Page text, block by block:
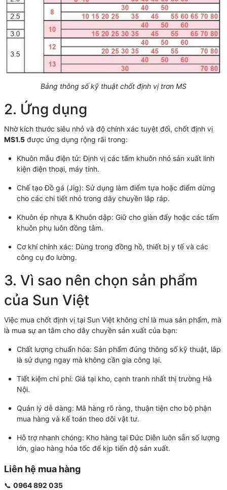
Bảng thông số kỹ thuật chốt định vị trơn MS
2. Ứng dụng
Nhờ kích thước siêu nhỏ và độ chính xác tuyệt đối, chốt định vị
MS1.5được ứng dụng rộng rãi trong:
Khuôn mẫu điện tử: Định vị các tấm khuôn nhỏ sản xuất linh
kiện điện thoại, máy tính.
Chế tạo Đồ gá (Jig): Sử dụng làm điểm tựa hoặc điểm dừng
cho các chi tiết nhỏ trong dây chuyền lắp ráp.
Khuôn ép nhựa & Khuôn dập: Giữ cho giàn đẩy hoặc các tấm
khuôn phụ luôn đồng tâm.
Cơ khí chính xác: Dùng trong đồng hồ, thiết bị y tế và các
công cụ đo lường.
3. Vì sao nên chọn sản phẩm
của Sun Việt
Việc mua chốt định vị tại Sun Việt không chỉ là mua sản phẩm, mà
là mua sự an tâm cho dây chuyền sản xuất của bạn:
Chất lượng chuẩn hóa: Sản phẩm đúng thông số kỹ thuật, lắp
là sử dụng ngay mà không cần gia công lại.
Tiết kiệm chi phí: Giá tại kho, cạnh tranh nhất thị trường Hà
Nội.
Quản lý dễ dàng: Mã hàng rõ ràng, thuận tiện cho bộ phận
mua hàng và kế toán theo dõi vật tư.
Hỗ trợ nhanh chóng: Kho hàng tại Đức Diễn luôn sẵn số lượng
lớn, giao hàng hỏa tốc để kịp tiến độ sản xuất.
Liên hệ mua hàng
📞 0964 892 035